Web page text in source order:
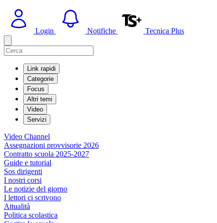
Login Notifiche Tecnica Plus
Link rapidi
Categorie
Focus
Altri temi
Video
Servizi
Video Channel
Assegnazioni provvisorie 2026
Contratto scuola 2025-2027
Guide e tutorial
Sos dirigenti
I nostri corsi
Le notizie del giorno
I lettori ci scrivono
Attualità
Politica scolastica